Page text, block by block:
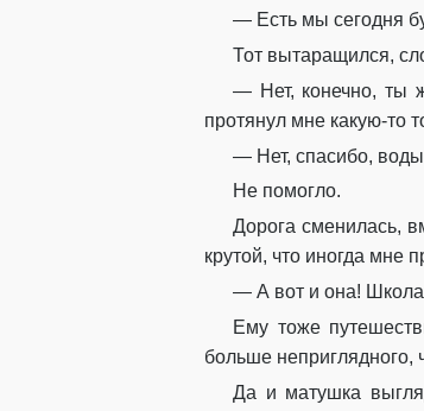
— Есть мы сегодня
Тот вытаращился,
— Нет, конечно, ты
протянул мне какую-то
— Нет, спасибо,
Не помогло.
Дорога сменилась,
крутой, что иногда мне
— А вот и она! Школа
Ему тоже
больше неприглядного,
Да и матушка